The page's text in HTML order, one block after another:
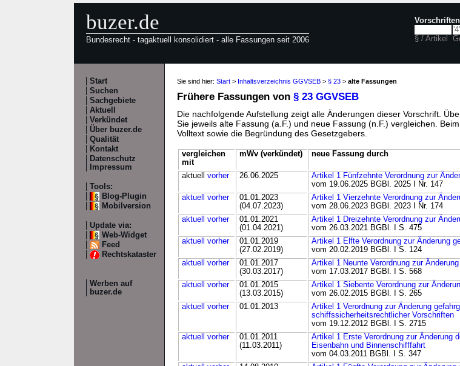
buzer.de
Bundesrecht - tagaktuell konsolidiert - alle Fassungen seit 2006 § / Artikel
Start
Suchen
Sachgebiete
Aktuell
Verkündet
Über buzer.de
Qualität
Kontakt
Datenschutz
Impressum
Tools:
Blog-Plugin
Mobilversion
Update via:
Web-Widget
Feed
Rechtskataster
Werben auf
buzer.de
Sie sind hier: Start > Inhaltsverzeichnis GGVSEB > § 23 > alte Fassungen
Frühere Fassungen von § 23 GGVSEB
Die nachfolgende Aufstellung zeigt alle Änderungen dieser Vorschrift.
Sie jeweils alte Fassung (a.F.) und neue Fassung (n.F.) vergleichen.
Volltext sowie die Begründung des Gesetzgebers.
vergleichen
mit
mWv (verkündet) neue Fassung durch
aktuell vorher 26.06.2025
Artikel 1 Fünfzehnte Verordnung zur
vom 19.06.2025 BGBl. 2025 I Nr. 147
aktuell
vorher
01.01.2023
(04.07.2023)
Artikel 1 Vierzehnte Verordnung zur
vom 28.06.2023 BGBl. 2023 I Nr. 174
aktuell
vorher
01.01.2021
(01.04.2021)
Artikel 1 Dreizehnte Verordnung zur
vom 26.03.2021 BGBl. I S. 475
aktuell
vorher
01.01.2019
(27.02.2019)
Artikel 1 Elfte Verordnung zur Änderung
vom 20.02.2019 BGBl. I S. 124
aktuell
vorher
01.01.2017
(30.03.2017)
Artikel 1 Neunte Verordnung zur
vom 17.03.2017 BGBl. I S. 568
aktuell
vorher
01.01.2015
(13.03.2015)
Artikel 1 Siebente Verordnung zur
vom 26.02.2015 BGBl. I S. 265
aktuell
vorher 01.01.2013
Artikel 1 Verordnung zur Änderung
schiffssicherheitsrechtlicher Vorschriften
vom 19.12.2012 BGBl. I S. 2715
aktuell
vorher
01.01.2011
(11.03.2011)
Artikel 1 Erste Verordnung zur Änderung
Eisenbahn und Binnenschifffahrt
vom 04.03.2011 BGBl. I S. 347